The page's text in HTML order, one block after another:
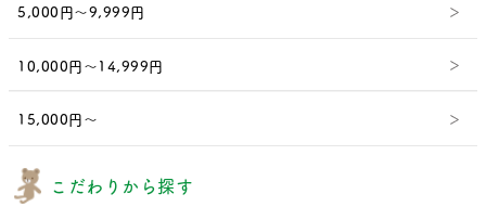
5,000円～9,999円
10,000円～14,999円
15,000円～
こだわりから探す